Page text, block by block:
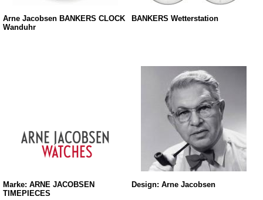
Arne Jacobsen BANKERS CLOCK
Wanduhr
BANKERS Wetterstation
Marke: ARNE JACOBSEN
TIMEPIECES
Design: Arne Jacobsen